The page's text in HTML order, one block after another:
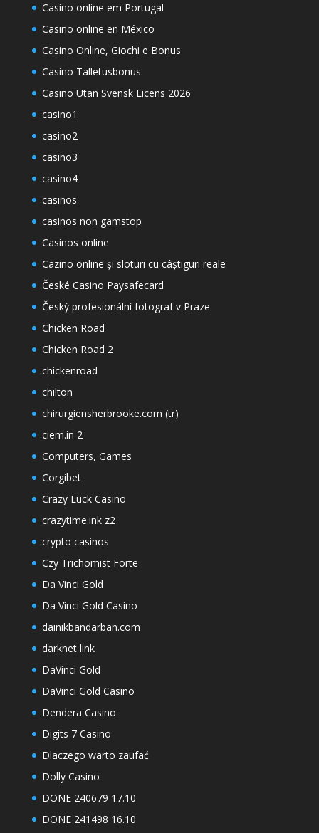
Casino online em Portugal
Casino online en México
Casino Online, Giochi e Bonus
Casino Talletusbonus
Casino Utan Svensk Licens 2026
casino1
casino2
casino3
casino4
casinos
casinos non gamstop
Casinos online
Cazino online și sloturi cu câștiguri reale
České Casino Paysafecard
Český profesionální fotograf v Praze
Chicken Road
Chicken Road 2
chickenroad
chilton
chirurgiensherbrooke.com (tr)
ciem.in 2
Computers, Games
Corgibet
Crazy Luck Casino
crazytime.ink z2
crypto casinos
Czy Trichomist Forte
Da Vinci Gold
Da Vinci Gold Casino
dainikbandarban.com
darknet link
DaVinci Gold
DaVinci Gold Casino
Dendera Casino
Digits 7 Casino
Dlaczego warto zaufać
Dolly Casino
DONE 240679 17.10
DONE 241498 16.10